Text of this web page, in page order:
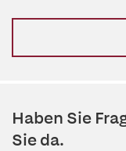
Haben Sie
Sie da.